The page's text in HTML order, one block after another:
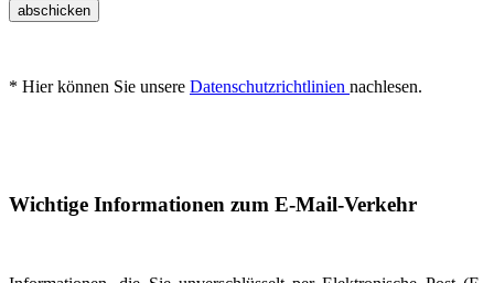
abschicken
* Hier können Sie unsere Datenschutzrichtlinien nachlesen.
Wichtige Informationen zum E-Mail-Verkehr